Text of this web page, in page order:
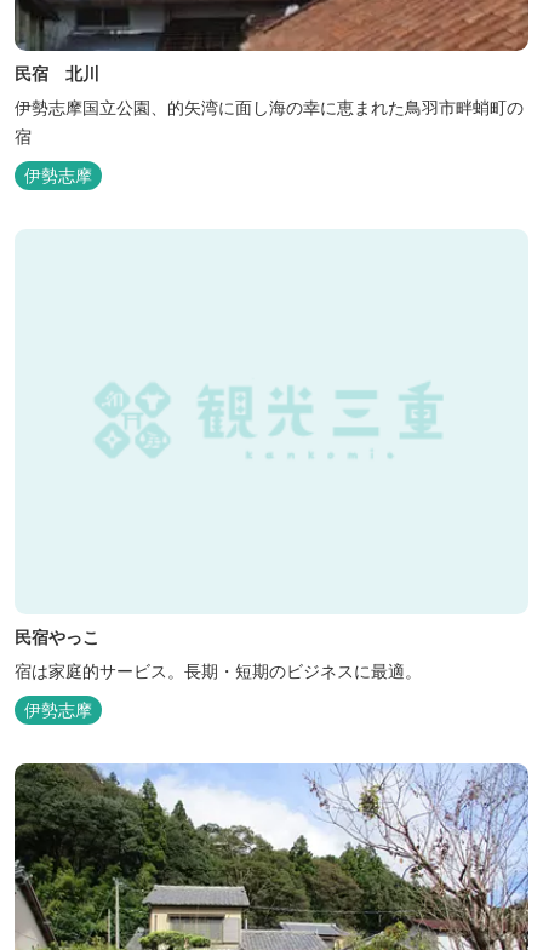
民宿 北川
伊勢志摩国立公園、的矢湾に面し海の幸に恵まれた鳥羽市畔蛸町の
宿
伊勢志摩
民宿やっこ
宿は家庭的サービス。長期・短期のビジネスに最適。
伊勢志摩